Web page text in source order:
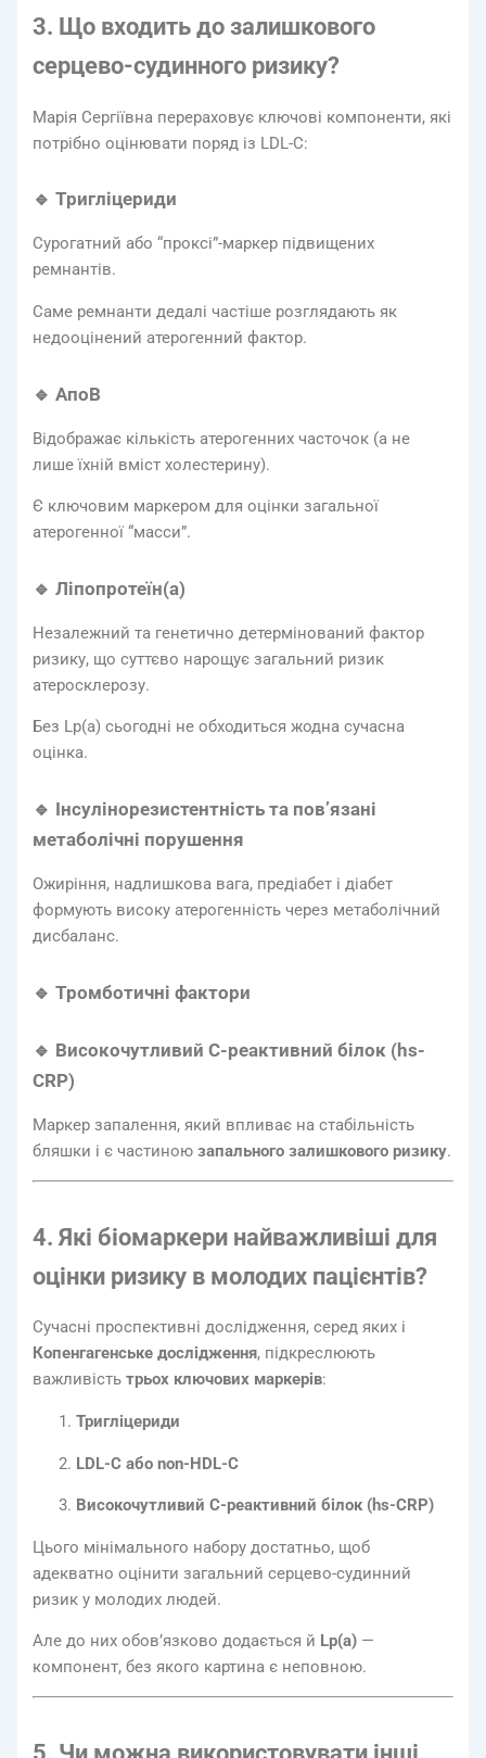
3. Що входить до залишкового
серцево-судинного ризику?
Марія Сергіївна перераховує ключові компоненти, які
потрібно оцінювати поряд із LDL-C:
🔹 Тригліцериди
Сурогатний або “проксі”-маркер підвищених
ремнантів.
Саме ремнанти дедалі частіше розглядають як
недооцінений атерогенний фактор.
🔹 АпоВ
Відображає кількість атерогенних часточок (а не
лише їхній вміст холестерину).
Є ключовим маркером для оцінки загальної
атерогенної “масси”.
🔹 Ліпопротеїн(a)
Незалежний та генетично детермінований фактор
ризику, що суттєво нарощує загальний ризик
атеросклерозу.
Без Lp(a) сьогодні не обходиться жодна сучасна
оцінка.
🔹 Інсулінорезистентність та пов’язані
метаболічні порушення
Ожиріння, надлишкова вага, предіабет і діабет
формують високу атерогенність через метаболічний
дисбаланс.
🔹 Тромботичні фактори
🔹 Високочутливий С-реактивний білок (hs-
CRP)
Маркер запалення, який впливає на стабільність
бляшки і є частиноюзапального залишкового ризику.
4. Які біомаркери найважливіші для
оцінки ризику в молодих пацієнтів?
Сучасні проспективні дослідження, серед яких і
Копенгагенське дослідження, підкреслюють
важливістьтрьох ключових маркерів:
Тригліцериди
LDL-C або non-HDL-C
Високочутливий С-реактивний білок (hs-CRP)
Цього мінімального набору достатньо, щоб
адекватно оцінити загальний серцево-судинний
ризик у молодих людей.
Але до них обов’язково додається й Lp(a) —
компонент, без якого картина є неповною.